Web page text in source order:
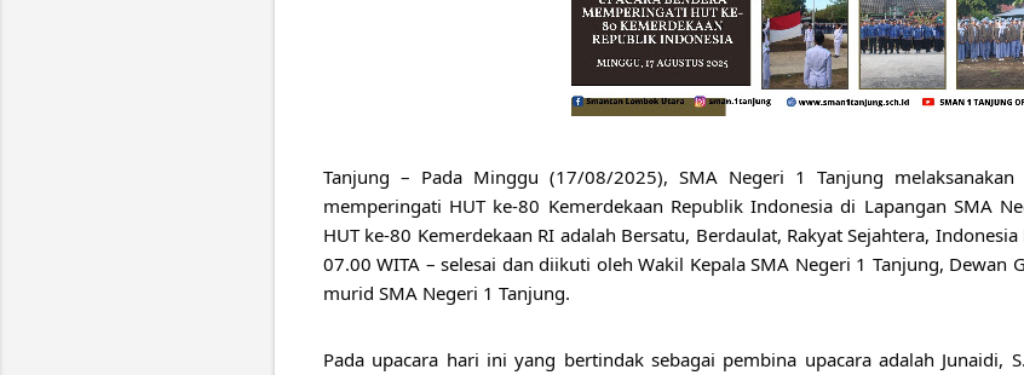
Tanjung – Pada Minggu (17/08/2025), SMA Negeri 1 Tanjung
memperingati HUT ke-80 Kemerdekaan Republik Indonesia di Lapangan SMA
HUT ke-80 Kemerdekaan RI adalah Bersatu, Berdaulat, Rakyat Sejahtera,
07.00 WITA – selesai dan diikuti oleh Wakil Kepala SMA Negeri 1 Tanjung, Dewan
murid SMA Negeri 1 Tanjung.
Pada upacara hari ini yang bertindak sebagai pembina upacara adalah Junaidi,